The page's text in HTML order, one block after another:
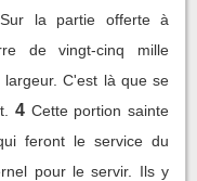
Sur la partie offerte à
de vingt-cinq mille
C'est là que se
4 Cette portion sainte
feront le service du
pour le servir. Ils y